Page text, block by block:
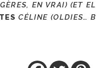
EN VRAI) (ET
CÉLINE (OLDIES…